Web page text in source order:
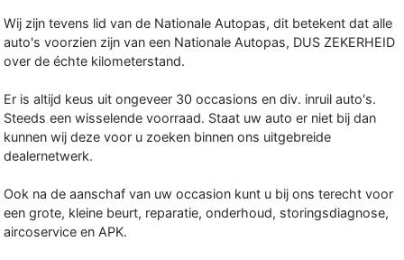
Wij zijn tevens lid van de Nationale Autopas, dit betekent dat alle
auto's voorzien zijn van een Nationale Autopas, DUS ZEKERHEID
over de échte kilometerstand.
Er is altijd keus uit ongeveer 30 occasions en div. inruil auto's.
Steeds een wisselende voorraad. Staat uw auto er niet bij dan
kunnen wij deze voor u zoeken binnen ons uitgebreide
dealernetwerk.
Ook na de aanschaf van uw occasion kunt u bij ons terecht voor
een grote, kleine beurt, reparatie, onderhoud, storingsdiagnose,
aircoservice en APK.